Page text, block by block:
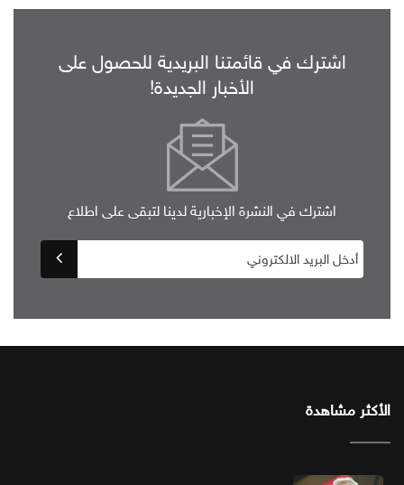
اشترك في قائمتنا البريدية للحصول على
الأخبار الجديدة!
اشترك في النشرة الإخبارية لدينا لتبقى على اطلاع
الأكثر مشاهدة